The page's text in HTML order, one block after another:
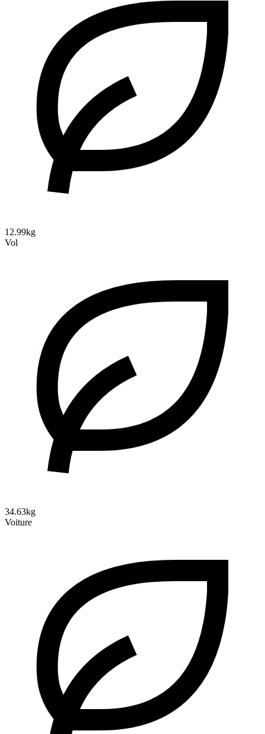
12.99kg
Vol
34.63kg
Voiture